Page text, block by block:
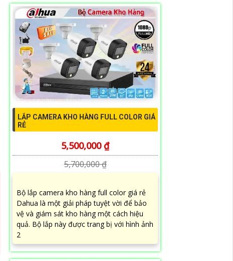
LẮP CAMERA KHO HÀNG FULL COLOR GIÁ
RẺ
5,500,000 ₫
5,700,000 ₫
Bộ lắp camera kho hàng full color giá rẻ
Dahua là một giải pháp tuyệt vời để bảo
vệ và giám sát kho hàng một cách hiệu
quả. Bộ lắp này được trang bị với hình ảnh
2